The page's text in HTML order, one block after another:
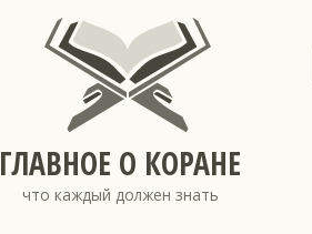
ГЛАВНОЕ О КОРАНЕ
что каждый должен знать